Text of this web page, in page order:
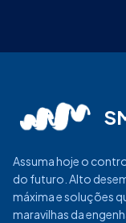
Assuma hoje o
do futuro. Alto
máxima e soluções
maravilhas da